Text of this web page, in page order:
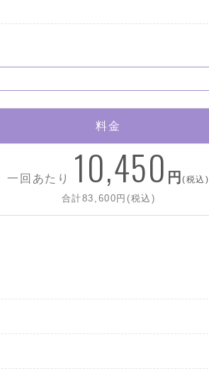
料金
一回あたり 10,450 円(税込)
合計83,600円(税込)